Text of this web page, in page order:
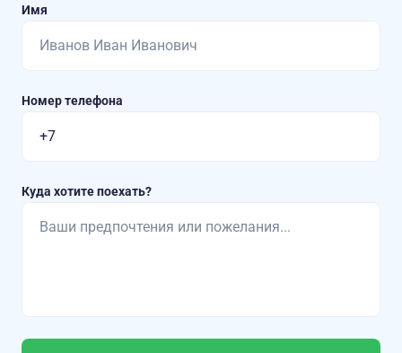
Имя
Номер телефона
Куда хотите поехать?